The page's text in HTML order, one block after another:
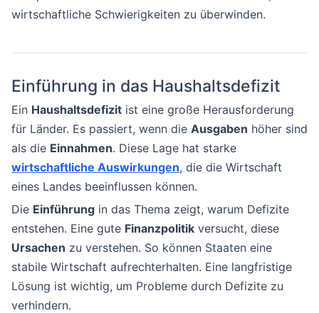
wirtschaftliche Schwierigkeiten zu überwinden.
Einführung in das Haushaltsdefizit
Ein Haushaltsdefizit ist eine große Herausforderung
für Länder. Es passiert, wenn die Ausgaben höher sind
als die Einnahmen. Diese Lage hat starke
wirtschaftliche Auswirkungen, die die Wirtschaft
eines Landes beeinflussen können.
Die Einführung in das Thema zeigt, warum Defizite
entstehen. Eine gute Finanzpolitik versucht, diese
Ursachen zu verstehen. So können Staaten eine
stabile Wirtschaft aufrechterhalten. Eine langfristige
Lösung ist wichtig, um Probleme durch Defizite zu
verhindern.